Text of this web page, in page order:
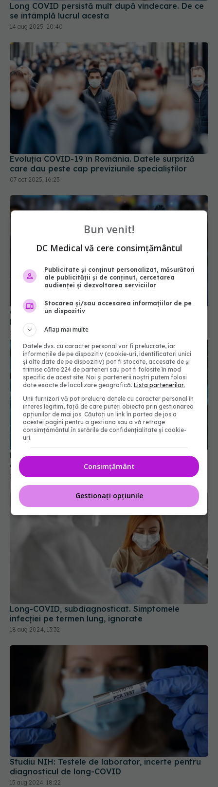
Long COVID persistă mult după vindecare. De ce
se întâmplă lucrul acesta
14 aug 2025, 20:40
Evoluția COVID-19 în România. Datele surpriză
care dau peste cap previziunile specialiștilor
07 oct 2025, 16:23
Creștere îngrijorătoare a cazurilor COVID-19 în
România
25 aug 2025, 22:31
Moderna retrage aprobarea vaccinului combinat
gripă - COVID
23 mai 2025, 12:33
Long-COVID, subdiagnosticat. Simptomele
infecției pe termen lung, ignorate
18 aug 2024, 13:32
Studiu NIH: Testele de laborator, incerte pentru
diagnosticul de long-COVID
15 aug 2024, 18:22
Bun venit!
DC Medical vă cere consimțământul
Publicitate și conținut personalizat, măsurători
ale publicității și de conținut, cercetarea
audienței și dezvoltarea serviciilor
Stocarea și/sau accesarea informațiilor de pe
un dispozitiv
Aflați mai multe
Datele dvs. cu caracter personal vor fi prelucrate, iar
informațiile de pe dispozitiv (cookie-uri, identificatori unici
și alte date de pe dispozitiv) pot fi stocate, accesate de și
trimise către 224 de parteneri sau pot fi folosite în mod
specific de acest site. Noi și partenerii noștri putem folosi
date exacte de localizare geografică.Lista partenerilor.
Unii furnizori vă pot prelucra datele cu caracter personal în
interes legitim, față de care puteți obiecta prin gestionarea
opțiunilor de mai jos. Căutați un link în partea de jos a
acestei pagini pentru a gestiona sau a vă retrage
consimțământul în setările de confidențialitate și cookie-
uri.
Consimțământ
Gestionați opțiunile